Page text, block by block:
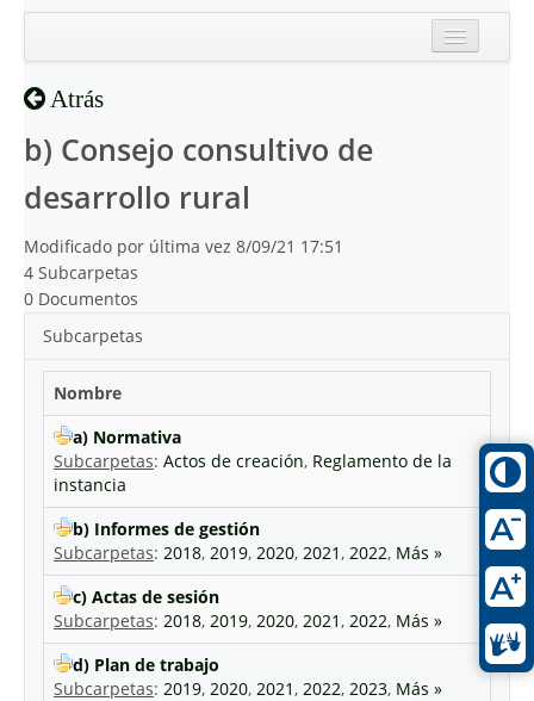
Atrás
b) Consejo consultivo de
desarrollo rural
Modificado por última vez 8/09/21 17:51
4 Subcarpetas
0 Documentos
Subcarpetas
Nombre
a) Normativa
Subcarpetas: Actos de creación, Reglamento de la
instancia
b) Informes de gestión
Subcarpetas: 2018, 2019, 2020, 2021, 2022, Más »
c) Actas de sesión
Subcarpetas: 2018, 2019, 2020, 2021, 2022, Más »
d) Plan de trabajo
Subcarpetas: 2019, 2020, 2021, 2022, 2023, Más »